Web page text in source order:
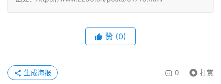
赞 (0)
0 打赏
生成海报